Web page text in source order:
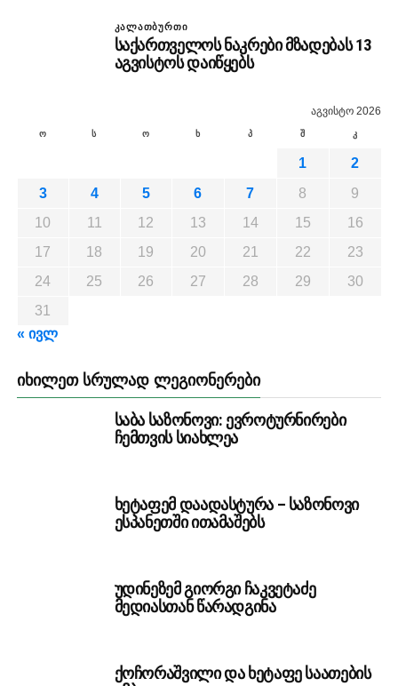
ᲙᲐᲚᲐᲗᲑᲣᲠᲗᲘ
საქართველოს ნაკრები მზადებას 13
აგვისტოს დაიწყებს
აგვისტო 2026
ო ს ო ხ პ შ კ
1
2
3
4 5 6 7 8
9
10
11 12 13 14 15
16
17
18 19 20 21 22
23
24
25 26 27 28 29
30
31
« ივლ
ᲘᲮᲘᲚᲔᲗ ᲡᲠᲣᲚᲐᲓ ᲚᲔᲒᲘᲝᲜᲔᲠᲔᲑᲘ
საბა საზონოვი: ევროტურნირები
ჩემთვის სიახლეა
ხეტაფემ დაადასტურა – საზონოვი
ესპანეთში ითამაშებს
უდინეზემ გიორგი ჩაკვეტაძე
მედიასთან წარადგინა
ქოჩორაშვილი და ხეტაფე საათების